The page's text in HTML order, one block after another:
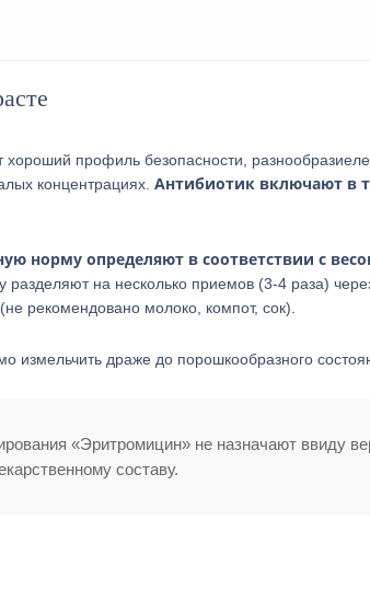
профиль безопасности,
концентрациях. Антибиотик включают в
норму определяют в соответствии с
разделяют на несколько приемов (3-4 раза)
рекомендовано молоко, компот, сок).
измельчить драже до порошкообразного
«Эритромицин» не назначают ввиду
составу.